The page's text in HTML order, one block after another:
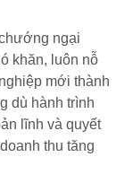
ngại
khăn, luôn nỗ
mới thành
dù hành trình
lĩnh và quyết
thu tăng